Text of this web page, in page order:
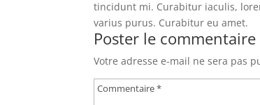
tincidunt mi. Curabitur iaculis,
varius purus. Curabitur eu amet.
Poster le commentaire
Votre adresse e-mail ne sera pas